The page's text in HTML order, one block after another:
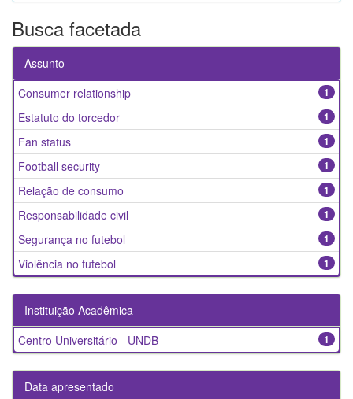
Busca facetada
Assunto
1
Consumer relationship
1
Estatuto do torcedor
1
Fan status
1
Football security
1
Relação de consumo
1
Responsabilidade civil
1
Segurança no futebol
1
Violência no futebol
Instituição Acadêmica
1
Centro Universitário - UNDB
Data apresentado